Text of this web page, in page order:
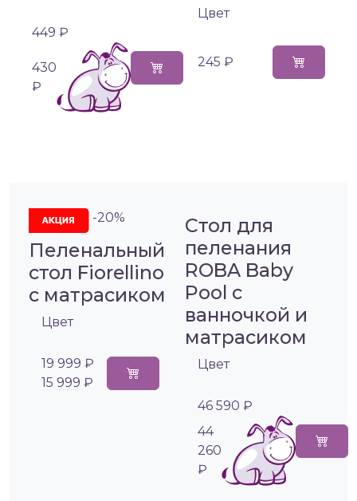
449 ₽
430
₽
Цвет
245 ₽
-20%
Пеленальный
стол Fiorellino
с матрасиком
Цвет
19 999 ₽
15 999 ₽
Стол для
пеленания
ROBA Baby
Pool с
ванночкой и
матрасиком
Цвет
46 590 ₽
44
260
₽